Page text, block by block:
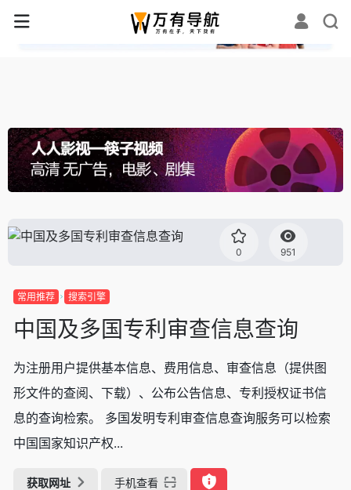
✕
0 951
常用推荐 搜索引擎
中国及多国专利审查信息查询
为注册用户提供基本信息、费用信息、审查信息（提供图
形文件的查阅、下载）、公布公告信息、专利授权证书信
息的查询检索。 多国发明专利审查信息查询服务可以检索
中国国家知识产权...
获取网址 手机查看